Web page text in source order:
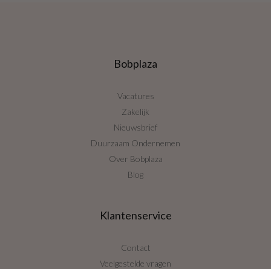
Bobplaza
Vacatures
Zakelijk
Nieuwsbrief
Duurzaam Ondernemen
Over Bobplaza
Blog
Klantenservice
Contact
Veelgestelde vragen